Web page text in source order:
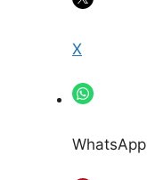
X
WhatsApp